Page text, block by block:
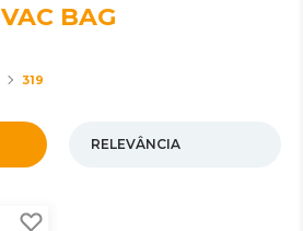
VAC BAG
319